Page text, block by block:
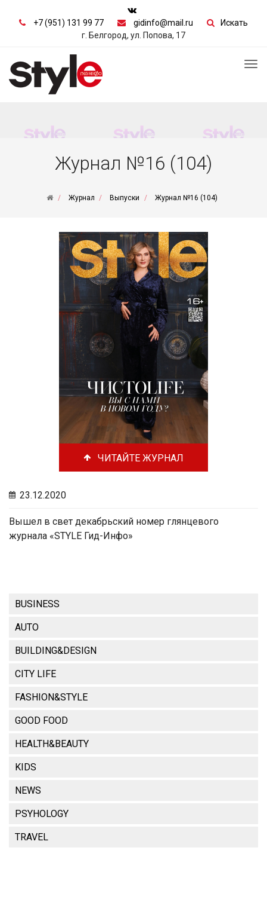
+7 (951) 131 99 77 gidinfo@mail.ru
Искать
г. Белгород, ул. Попова, 17
Журнал №16 (104)
Журнал Выпуски Журнал №16 (104)
ЧИТАЙТЕ ЖУРНАЛ
23.12.2020
Вышел в свет декабрьский номер глянцевого
журнала «STYLE Гид-Инфо»
BUSINESS
AUTO
BUILDING&DESIGN
CITY LIFE
FASHION&STYLE
GOOD FOOD
HEALTH&BEAUTY
KIDS
NEWS
PSYHOLOGY
TRAVEL